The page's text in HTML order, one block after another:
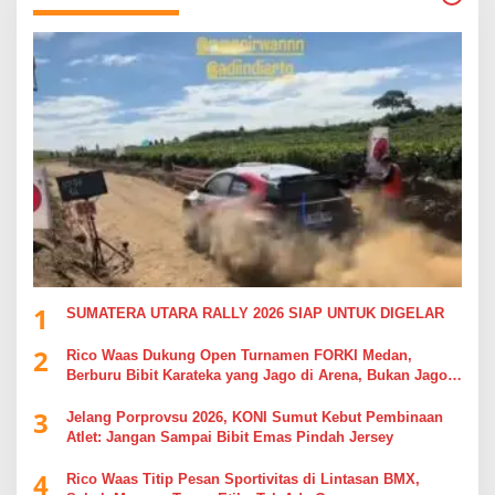
1 SUMATERA UTARA RALLY 2026 SIAP UNTUK DIGELAR
2
Rico Waas Dukung Open Turnamen FORKI Medan,
Berburu Bibit Karateka yang Jago di Arena, Bukan Jago
3
Jelang Porprovsu 2026, KONI Sumut Kebut Pembinaan
Atlet: Jangan Sampai Bibit Emas Pindah Jersey
4
Rico Waas Titip Pesan Sportivitas di Lintasan BMX,